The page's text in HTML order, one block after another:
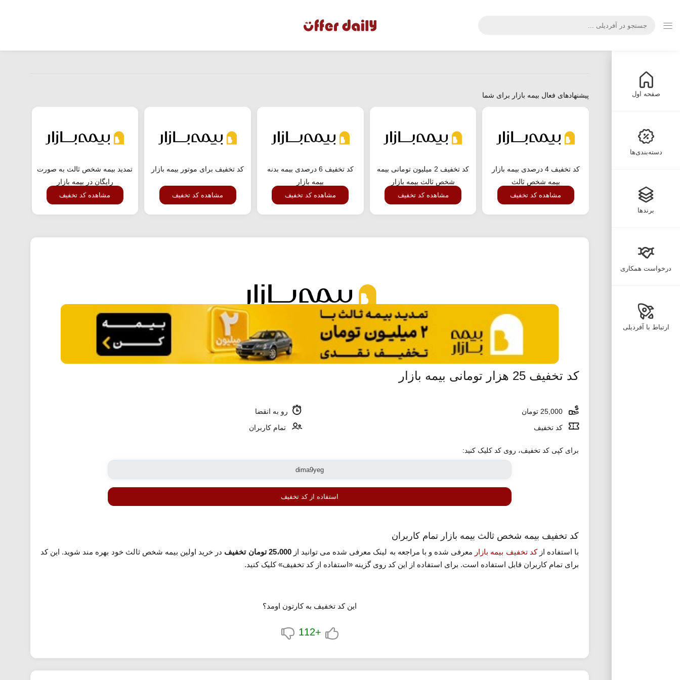
صفحه اول
دسته‌بندی‌ها
برندها
درخواست همکاری
ارتباط با آفردیلی
پیشنهادهای فعال بیمه بازار برای شما
کد تخفیف 4 درصدی بیمه بازار
بیمه شخص ثالث
مشاهده کد تخفیف
کد تخفیف 2 میلیون تومانی بیمه
شخص ثالث بیمه بازار
مشاهده کد تخفیف
کد تخفیف 6 درصدی بیمه بدنه
بیمه بازار
مشاهده کد تخفیف
کد تخفیف برای موتور بیمه بازار
مشاهده کد تخفیف
تمدید بیمه شخص ثالث به صورت
رایگان در بیمه بازار
مشاهده کد تخفیف
کد تخفیف 25 هزار تومانی بیمه بازار
رو به انقضا
کد تخفیف
تمام کاربران
برای کپی کد تخفیف، روی کد کلیک کنید:
استفاده از کد تخفیف
کد تخفیف بیمه شخص ثالث بیمه بازار تمام کاربران
با استفاده ازکد تخفیف بیمه بازار معرفی شده و با مراجعه به لینک معرفی شده می توانید از25،000 تومان تخفیف
در خرید اولین بیمه شخص ثالث خود بهره مند شوید. این کد
برای تمام کاربران قابل استفاده است. برای استفاده از این کد روی گزینه «استفاده از کد تخفیف» کلیک کنید.
این کد تخفیف به کارتون اومد؟
+112